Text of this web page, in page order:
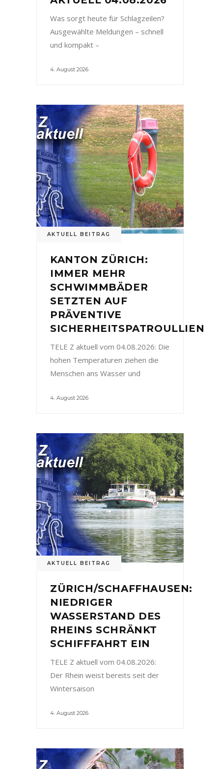
Was sorgt heute für Schlagzeilen?
Ausgewählte Meldungen – schnell
und kompakt –
4. August 2026
AKTUELL BEITRAG
KANTON ZÜRICH:
IMMER MEHR
SCHWIMMBÄDER
SETZTEN AUF
PRÄVENTIVE
SICHERHEITSPATROULLIEN
TELE Z aktuell vom 04.08.2026: Die
hohen Temperaturen ziehen die
Menschen ans Wasser und
4. August 2026
AKTUELL BEITRAG
ZÜRICH/SCHAFFHAUSEN:
NIEDRIGER
WASSERSTAND DES
RHEINS SCHRÄNKT
SCHIFFFAHRT EIN
TELE Z aktuell vom 04.08.2026:
Der Rhein weist bereits seit der
Wintersaison
4. August 2026